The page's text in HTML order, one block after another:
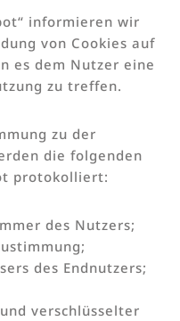
informieren wir
von Cookies auf
es dem Nutzer eine
zu treffen.
zu der
die folgenden
protokolliert:
des Nutzers;
des Endnutzers;
verschlüsselter